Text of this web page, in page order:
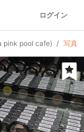
ログイン
pink pool cafe) 写真